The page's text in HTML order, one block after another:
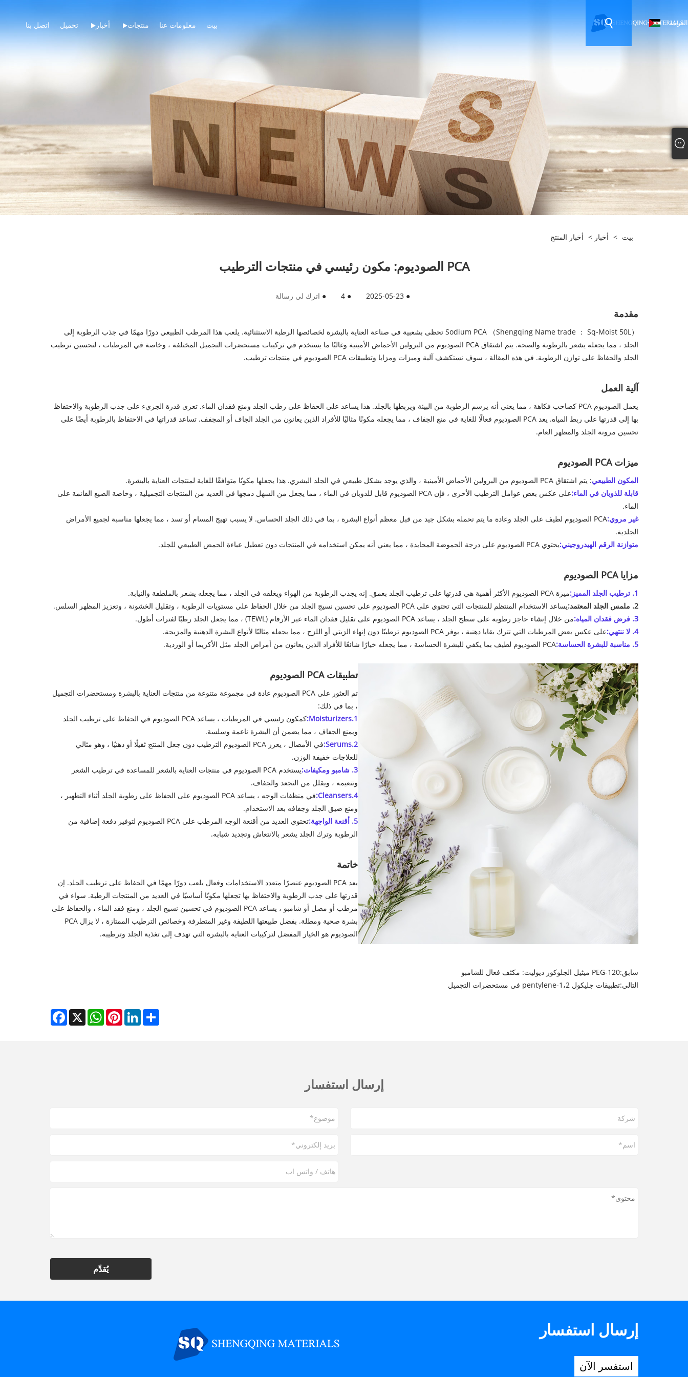
بيت معلومات عنا منتجات أخبار تحميل اتصل بنا العربية
بيت > أخبار > أخبار المنتج
PCA الصوديوم: مكون رئيسي في منتجات الترطيب
●
2025-05-23
●
4
● اترك لي رسالة
مقدمة
Sodium PCA （Shengqing Name trade ： Sq-Moist 50L） تحظى بشعبية في صناعة العناية بالبشرة لخصائصها الرطبة الاستثنائية. يلعب هذا المرطب الطبيعي دورًا مهمًا في جذب الرطوبة إلى
الجلد ، مما يجعله يشعر بالرطوبة والصحة. يتم اشتقاق PCA الصوديوم من البرولين الأحماض الأمينية وغالبًا ما يستخدم في تركيبات مستحضرات التجميل المختلفة ، وخاصة في المرطبات ، لتحسين ترطيب
الجلد والحفاظ على توازن الرطوبة. في هذه المقالة ، سوف نستكشف آلية وميزات ومزايا وتطبيقات PCA الصوديوم في منتجات ترطيب.
آلية العمل
يعمل الصوديوم PCA كصاحب فكاهة ، مما يعني أنه يرسم الرطوبة من البيئة ويربطها بالجلد. هذا يساعد على الحفاظ على رطب الجلد ومنع فقدان الماء. تعزى قدرة الجزيء على جذب الرطوبة والاحتفاظ
بها إلى قدرتها على ربط المياه. يعد PCA الصوديوم فعالًا للغاية في منع الجفاف ، مما يجعله مكونًا مثاليًا للأفراد الذين يعانون من الجلد الجاف أو المجفف. تساعد قدراتها في الاحتفاظ بالرطوبة أيضًا على
تحسين مرونة الجلد والمظهر العام.
ميزات PCA الصوديوم
المكون الطبيعي: يتم اشتقاق PCA الصوديوم من البرولين الأحماض الأمينية ، والذي يوجد بشكل طبيعي في الجلد البشري. هذا يجعلها مكونًا متوافقًا للغاية لمنتجات العناية بالبشرة.
قابلة للذوبان في الماء:
على عكس بعض عوامل الترطيب الأخرى ، فإن PCA الصوديوم قابل للذوبان في الماء ، مما يجعل من السهل دمجها في العديد من المنتجات التجميلية ، وخاصة الصيغ القائمة على
الماء.
غير مروي:
PCA الصوديوم لطيف على الجلد وعادة ما يتم تحمله بشكل جيد من قبل معظم أنواع البشرة ، بما في ذلك الجلد الحساس. لا يسبب تهيج المسام أو تسد ، مما يجعلها مناسبة لجميع الأمراض
الجلدية.
متوازنة الرقم الهيدروجيني:يحتوي PCA الصوديوم على درجة الحموضة المحايدة ، مما يعني أنه يمكن استخدامه في المنتجات دون تعطيل عباءة الحمض الطبيعي للجلد.
مزايا PCA الصوديوم
1. ترطيب الجلد المميز:
ميزة PCA الصوديوم الأكثر أهمية هي قدرتها على ترطيب الجلد بعمق. إنه يجذب الرطوبة من الهواء ويغلقه في الجلد ، مما يجعله يشعر بالملطفة والنيابة.
2. ملمس الجلد المعتمد:
يساعد الاستخدام المنتظم للمنتجات التي تحتوي على PCA الصوديوم على تحسين نسيج الجلد من خلال الحفاظ على مستويات الرطوبة ، وتقليل الخشونة ، وتعزيز المظهر السلس.
3. فرض فقدان المياه:
من خلال إنشاء حاجز رطوبة على سطح الجلد ، يساعد PCA الصوديوم على تقليل فقدان الماء عبر الأرقام (TEWL) ، مما يجعل الجلد رطبًا لفترات أطول.
4. لا ننتهي:
على عكس بعض المرطبات التي تترك بقايا دهنية ، يوفر PCA الصوديوم ترطيبًا دون إنهاء الزيتي أو اللزج ، مما يجعله مثاليًا لأنواع البشرة الدهنية والمزيجة.
5. مناسبة للبشرة الحساسة:
PCA الصوديوم لطيف بما يكفي للبشرة الحساسة ، مما يجعله خيارًا شائعًا للأفراد الذين يعانون من أمراض الجلد مثل الأكزيما أو الوردية.
تطبيقات PCA الصوديوم
تم العثور على PCA الصوديوم عادة في مجموعة متنوعة من منتجات العناية بالبشرة ومستحضرات التجميل
، بما في ذلك:
1.Moisturizers:
كمكون رئيسي في المرطبات ، يساعد PCA الصوديوم في الحفاظ على ترطيب الجلد
ويمنع الجفاف ، مما يضمن أن البشرة ناعمة وسلسة.
2.Serums:
في الأمصال ، يعزز PCA الصوديوم الترطيب دون جعل المنتج ثقيلًا أو دهنيًا ، وهو مثالي
للعلاجات خفيفة الوزن.
3. شامبو ومكيفات:
يستخدم PCA الصوديوم في منتجات العناية بالشعر للمساعدة في ترطيب الشعر
وتنعيمه ، ويقلل من التجعد والجفاف.
4.Cleansers:
في منظفات الوجه ، يساعد PCA الصوديوم على الحفاظ على رطوبة الجلد أثناء التطهير ،
ومنع ضيق الجلد وجفافه بعد الاستخدام.
5. أقنعة الواجهة:
تحتوي العديد من أقنعة الوجه المرطب على PCA الصوديوم لتوفير دفعة إضافية من
الرطوبة وترك الجلد يشعر بالانتعاش وتجديد شبابه.
خاتمة
يعد PCA الصوديوم عنصرًا متعدد الاستخدامات وفعال يلعب دورًا مهمًا في الحفاظ على ترطيب الجلد. إن
قدرتها على جذب الرطوبة والاحتفاظ بها تجعلها مكونًا أساسيًا في العديد من المنتجات الرطبة. سواء في
مرطب أو مصل أو شامبو ، يساعد PCA الصوديوم في تحسين نسيج الجلد ، ومنع فقد الماء ، والحفاظ على
بشرة صحية ومطلة. بفضل طبيعتها اللطيفة وغير المتطرفة وخصائص الترطيب الممتازة ، لا يزال PCA
الصوديوم هو الخيار المفضل لتركيبات العناية بالبشرة التي تهدف إلى تغذية الجلد وترطيبه.
سابق:PEG-120 ميثيل الجلوكوز ديوليت: مكثف فعال للشامبو
التالي:تطبيقات جليكول 1،2-pentylene في مستحضرات التجميل
Facebook X
WhatsAppPinterestLinkedInShare
إرسال استفسار
يُقدِّم
إرسال استفسار
استفسر الآن